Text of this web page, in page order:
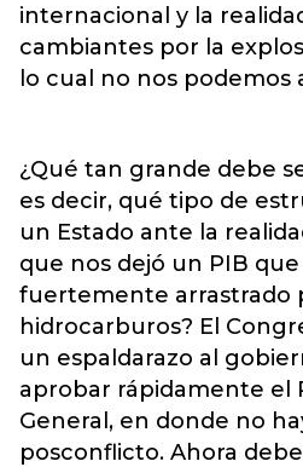
internacional y la
cambiantes por la
lo cual no nos podemos
¿Qué tan grande debe
es decir, qué tipo de
un Estado ante la
que nos dejó un PIB que
fuertemente arrastrado
hidrocarburos? El
un espaldarazo al
aprobar rápidamente el
General, en donde no
posconflicto. Ahora